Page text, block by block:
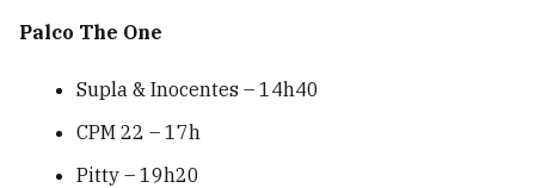
Palco The One
Supla & Inocentes – 14h40
CPM 22 – 17h
Pitty – 19h20